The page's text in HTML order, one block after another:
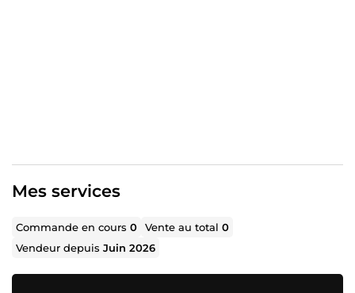
problème de système.
Une infrastructure IA qui prend le relais dès qu'un lead
2 minutes, quelle que soit l'heure
Mes services
Commande en cours0 Vente au total0
Vendeur depuisJuin 2026